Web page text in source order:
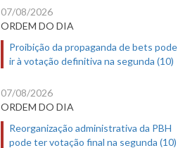
07/08/2026
ORDEM DO DIA
Proibição da propaganda de bets pode
ir à votação definitiva na segunda (10)
07/08/2026
ORDEM DO DIA
Reorganização administrativa da PBH
pode ter votação final na segunda (10)